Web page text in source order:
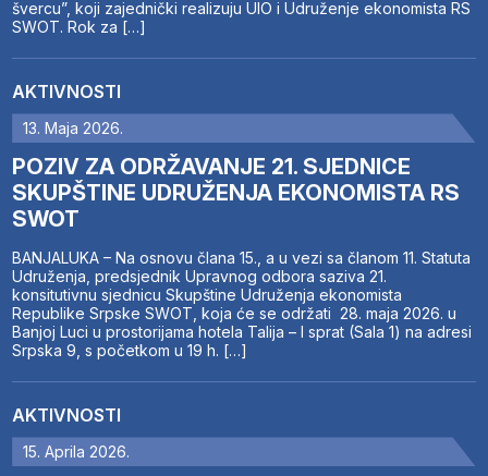
švercu”, koji zajednički realizuju UIO i Udruženje ekonomista RS
SWOT. Rok za […]
AKTIVNOSTI
13. Maja 2026.
POZIV ZA ODRŽAVANJE 21. SJEDNICE
SKUPŠTINE UDRUŽENJA EKONOMISTA RS
SWOT
BANJALUKA – Na osnovu člana 15., a u vezi sa članom 11. Statuta
Udruženja, predsjednik Upravnog odbora saziva 21.
konsitutivnu sjednicu Skupštine Udruženja ekonomista
Republike Srpske SWOT, koja će se održati 28. maja 2026. u
Banjoj Luci u prostorijama hotela Talija – I sprat (Sala 1) na adresi
Srpska 9, s početkom u 19 h. […]
AKTIVNOSTI
15. Aprila 2026.